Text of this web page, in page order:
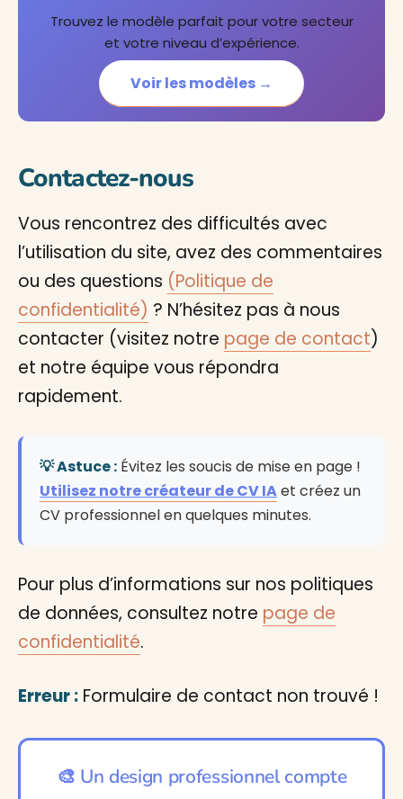
Trouvez le modèle parfait pour votre secteur
et votre niveau d’expérience.
Voir les modèles →
Contactez-nous
Vous rencontrez des difficultés avec
l’utilisation du site, avez des commentaires
ou des questions (Politique de
confidentialité) ? N’hésitez pas à nous
contacter (visitez notre page de contact)
et notre équipe vous répondra
rapidement.
💡 Astuce : Évitez les soucis de mise en page !
Utilisez notre créateur de CV IAet créez un
CV professionnel en quelques minutes.
Pour plus d’informations sur nos politiques
de données, consultez notre page de
confidentialité.
Erreur : Formulaire de contact non trouvé !
🎨 Un design professionnel compte